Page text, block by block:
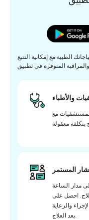
الطبية مع إمكانية التتبع
والأطباء
مع
المستمر
مدار الساعة
احصل على
والرعاية
بعد العلاج.